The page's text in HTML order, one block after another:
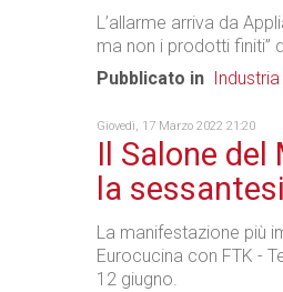
L’allarme arriva da
ma non i prodotti finiti”
Pubblicato in
Industria
Giovedì, 17 Marzo 2022 21:20
Il Salone
la
La manifestazione più
Eurocucina con FTK -
12 giugno.